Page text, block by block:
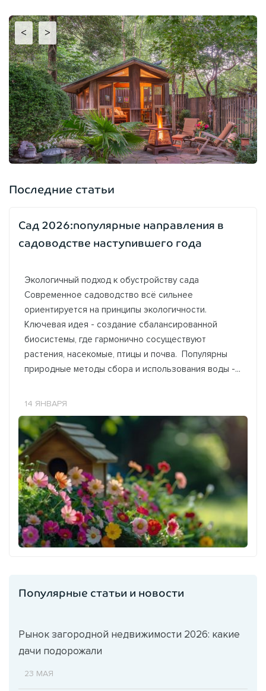
< >
Последние статьи
Сад 2026:популярные направления в
садоводстве наступившего года
Экологичный подход к обустройству сада
Современное садоводство всё сильнее
ориентируется на принципы экологичности.
Ключевая идея - создание сбалансированной
биосистемы, где гармонично сосуществуют
растения, насекомые, птицы и почва. Популярны
природные методы сбора и использования воды -...
14 ЯНВАРЯ
Популярные статьи и новости
Рынок загородной недвижимости 2026: какие
дачи подорожали
23 МАЯ